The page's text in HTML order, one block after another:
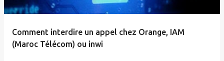
Comment interdire un appel chez Orange, IAM
(Maroc Télécom) ou inwi